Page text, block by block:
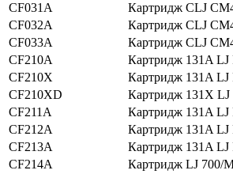
CF031A
Картридж CLJ
CF032A
Картридж CLJ
CF033A
Картридж CLJ
CF210A
Картридж 131A LJ
CF210X
Картридж 131A LJ
CF210XD
Картридж 131X LJ
CF211A
Картридж 131A LJ
CF212A
Картридж 131A LJ
CF213A
Картридж 131A LJ
CF214A
Картридж LJ 700/